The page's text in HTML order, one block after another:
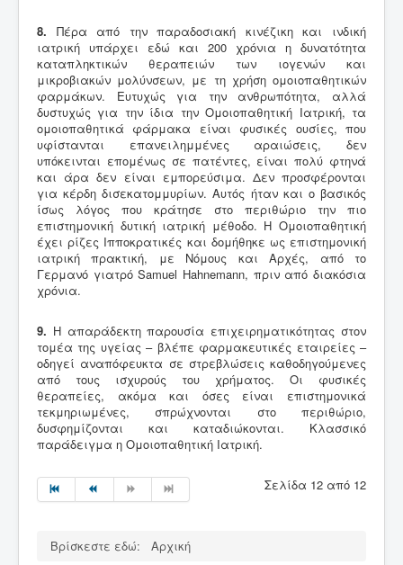
8. Πέρα από την παραδοσιακή κινέζικη και ινδική
ιατρική υπάρχει εδώ και 200 χρόνια η δυνατότητα
καταπληκτικών θεραπειών των ιογενών και
μικροβιακών μολύνσεων, με τη χρήση ομοιοπαθητικών
φαρμάκων. Ευτυχώς για την ανθρωπότητα, αλλά
δυστυχώς για την ίδια την Ομοιοπαθητική Ιατρική, τα
ομοιοπαθητικά φάρμακα είναι φυσικές ουσίες, που
υφίστανται επανειλημμένες αραιώσεις, δεν
υπόκεινται επομένως σε πατέντες, είναι πολύ φτηνά
και άρα δεν είναι εμπορεύσιμα. Δεν προσφέρονται
για κέρδη δισεκατομμυρίων. Αυτός ήταν και ο βασικός
ίσως λόγος που κράτησε στο περιθώριο την πιο
επιστημονική δυτική ιατρική μέθοδο. Η Ομοιοπαθητική
έχει ρίζες Ιπποκρατικές και δομήθηκε ως επιστημονική
ιατρική πρακτική, με Νόμους και Αρχές, από το
Γερμανό γιατρό Samuel Hahnemann, πριν από διακόσια
χρόνια.
9. Η απαράδεκτη παρουσία επιχειρηματικότητας στον
τομέα της υγείας – βλέπε φαρμακευτικές εταιρείες –
οδηγεί αναπόφευκτα σε στρεβλώσεις καθοδηγούμενες
από τους ισχυρούς του χρήματος. Οι φυσικές
θεραπείες, ακόμα και όσες είναι επιστημονικά
τεκμηριωμένες, σπρώχνονται στο περιθώριο,
δυσφημίζονται και καταδιώκονται. Κλασσικό
παράδειγμα η Ομοιοπαθητική Ιατρική.
Σελίδα 12 από 12
Βρίσκεστε εδώ: Αρχική